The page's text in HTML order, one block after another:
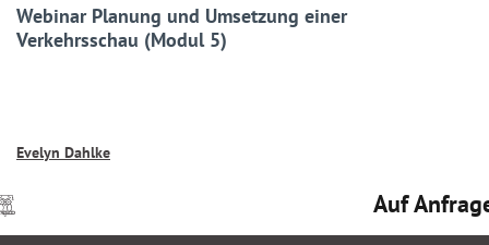
Webinar Planung und Umsetzung einer
Verkehrsschau (Modul 5)
Evelyn Dahlke
Regulärer
Auf